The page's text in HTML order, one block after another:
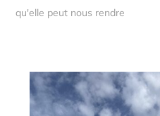
qu'elle peut nous rendre